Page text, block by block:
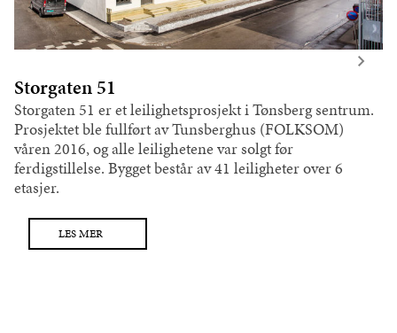
Storgaten 51
Storgaten 51 er et leilighetsprosjekt i Tønsberg sentrum.
Prosjektet ble fullført av Tunsberghus (FOLKSOM)
våren 2016, og alle leilighetene var solgt før
ferdigstillelse. Bygget består av 41 leiligheter over 6
etasjer.
LES MER